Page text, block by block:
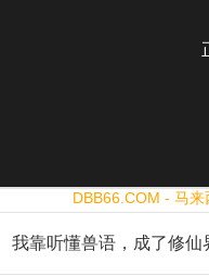
DBB66.COM - 马
我靠听懂兽语，成了修仙